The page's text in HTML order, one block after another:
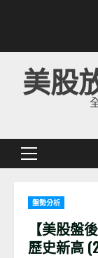
美股
Primary
盤勢分析
【美股盤
歷史新高